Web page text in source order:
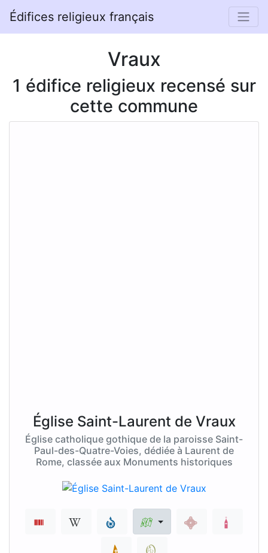
Édifices religieux français
Vraux
1 édifice religieux recensé sur
cette commune
Église Saint-Laurent de Vraux
Église catholique gothique de la paroisse Saint-
Paul-des-Quatre-Voies, dédiée à Laurent de
Rome, classée aux Monuments historiques